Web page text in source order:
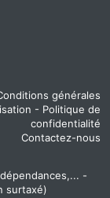
générales
- Politique de
confidentialité
Contactez-nous
-
surtaxé)